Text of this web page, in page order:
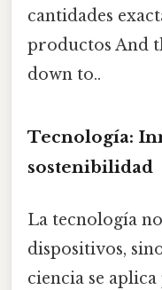
cantidades
productos And
down to..
Tecnología:
sostenibilidad
La tecnología
dispositivos,
ciencia se